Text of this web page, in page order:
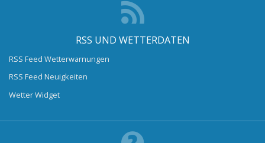
RSS UND WETTERDATEN
RSS Feed Wetterwarnungen
RSS Feed Neuigkeiten
Wetter Widget